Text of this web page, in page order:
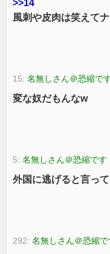
>>14
風刺や皮肉は笑えて
15:名無しさん＠恐縮で
変な奴だもんなw
5:名無しさん＠恐縮です
外国に逃げると言っ
292:名無しさん＠恐縮で